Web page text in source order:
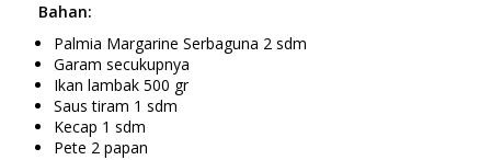
Bahan:
Palmia Margarine Serbaguna 2 sdm
Garam secukupnya
Ikan lambak 500 gr
Saus tiram 1 sdm
Kecap 1 sdm
Pete 2 papan